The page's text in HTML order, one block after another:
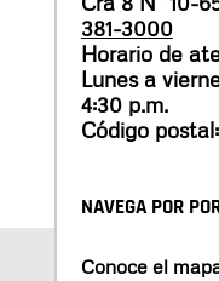
381-3000
Horario de
Lunes a
4:30 p.m.
Código postal:
NAVEGA POR
Conoce el